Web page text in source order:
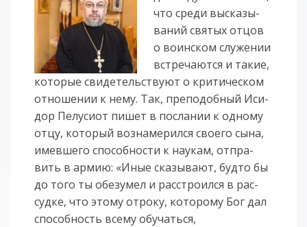
что сре­ди вы­ска­зы­
ва­ний свя­тых от­цов
о во­инс­ком слу­же­нии
встре­ча­ют­ся и та­кие,
ко­то­рые сви­де­тельст­ву­ют о кри­ти­чес­ком
от­но­ше­нии к не­му. Так, пре­по­доб­ный Иси­
дор Пе­лу­си­от пи­шет в по­сла­нии к од­но­му
от­цу, ко­то­рый воз­на­ме­рил­ся сво­е­го сы­на,
имев­шего спо­соб­нос­ти к на­у­кам, от­пра­
вить в ар­мию: «Иные сказывают, буд­то бы
до то­го ты обе­зу­мел и рас­стро­ил­ся в рас­
суд­ке, что это­му от­ро­ку, ко­то­ро­му Бог дал
спо­соб­ность все­му обу­чать­ся,